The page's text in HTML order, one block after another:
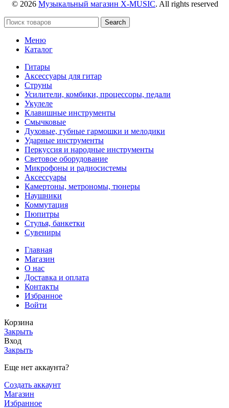
© 2026 Музыкальный магазин X-MUSIC. All rights reserved
Search
Меню
Каталог
Гитары
Аксессуары для гитар
Струны
Усилители, комбики, процессоры, педали
Укулеле
Клавишные инструменты
Смычковые
Духовые, губные гармошки и мелодики
Ударные инструменты
Перкуссия и народные инструменты
Световое оборудование
Микрофоны и радиосистемы
Аксессуары
Камертоны, метрономы, тюнеры
Наушники
Коммутация
Пюпитры
Стулья, банкетки
Сувениры
Главная
Магазин
О нас
Доставка и оплата
Контакты
Избранное
Войти
Корзина
Закрыть
Вход
Закрыть
Еще нет аккаунта?
Создать аккаунт
Магазин
Избранное